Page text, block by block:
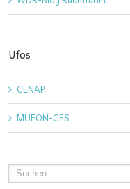
Ufos
CENAP
MUFON-CES